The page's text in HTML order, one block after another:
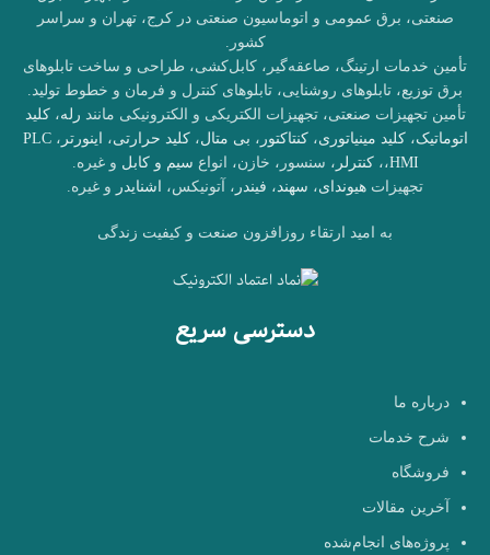
صنعتی، برق عمومی و اتوماسیون صنعتی در کرج، تهران و سراسر
کشور.
تأمین خدمات ارتینگ، صاعقه‌گیر، کابل‌کشی، طراحی و ساخت تابلوهای
برق توزیع، تابلوهای روشنایی، تابلوهای کنترل و فرمان و خطوط تولید.
تأمین تجهیزات صنعتی، تجهیزات الکتریکی و الکترونیکی مانند رله،کلید
اتوماتیک،کلید مینیاتوری،کنتاکتور ، بی متال،کلید حرارتی، اینورتر ،PLC
،HMI ،کنترلر ، سنسور، خازن، انواع سیم و کابل و غیره.
تجهیزات هیوندای، سهند، فیندر ، آتونیکس، اشنایدر و غیره.
به امید ارتقاء روزافزون صنعت و کیفیت زندگی
دسترسی سریع
درباره ما
شرح خدمات
فروشگاه
آخرین مقالات
پروژه‌های انجام‌شده